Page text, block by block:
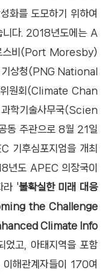
화를 도모하기 위하여
니다. 2018년도에는 A
스비(Port Moresby)
기상청(PNG National
원회(Climate Chan
기술사무국(Scien
주관으로 8월 21일
기후심포지엄을 개최
년도 APEC 의장국이
라 '불확실한 미래 대응
the Challenge
Climate Info
었고, 아태지역을 포함
해관계자들이 170여